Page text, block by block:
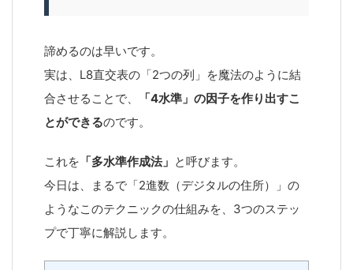
諦めるのは早いです。
実は、L8直交表の「2つの列」を魔法のように結
合させることで、
「4水準」の因子を作り出すこ
とができるのです。
これを 「多水準作成法」 と呼びます。
今日は、まるで「2進数（デジタルの住所）」の
ようなこのテクニックの仕組みを、3つのステッ
プで丁寧に解説します。